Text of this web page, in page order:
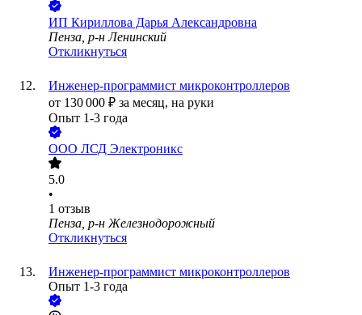
ИП Кириллова Дарья Александровна
Пенза, р-н Ленинский
Откликнуться
Инженер-программист микроконтроллеров
от 130 000 ₽ за месяц, на руки
Опыт 1-3 года
ООО ЛСД Электроникс
5.0
•
1 отзыв
Пенза, р-н Железнодорожный
Откликнуться
Инженер-программист микроконтроллеров
Опыт 1-3 года